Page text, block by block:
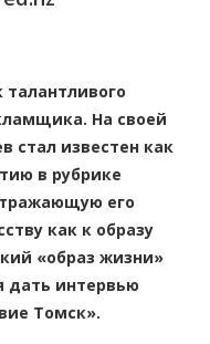
На своей
стал известен как
в рубрике
его
как к образу
«образ жизни»
дать интервью
Томск».